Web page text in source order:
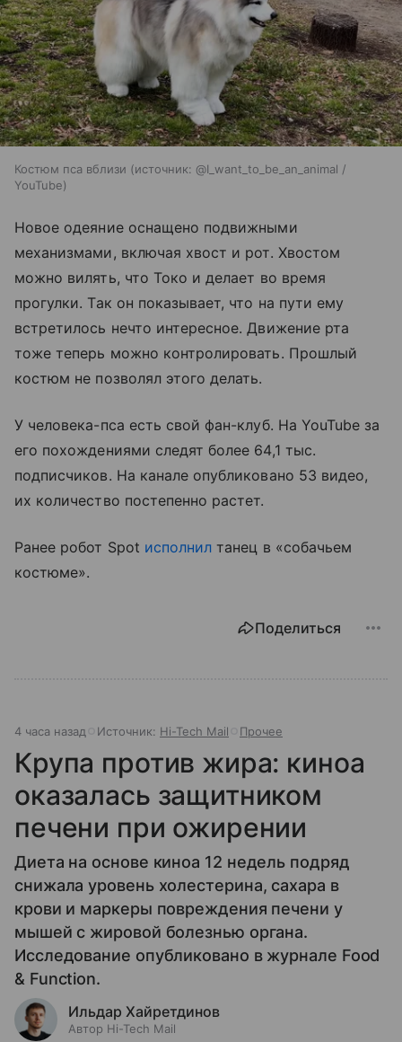
Костюм пса вблизи источник: @I_want_to_be_an_animal /
YouTube
Новое одеяние оснащено подвижными
механизмами, включая хвост и рот. Хвостом
можно вилять, что Токо и делает во время
прогулки. Так он показывает, что на пути ему
встретилось нечто интересное. Движение рта
тоже теперь можно контролировать. Прошлый
костюм не позволял этого делать.
У человека-пса есть свой фан-клуб. На YouTube за
его похождениями следят более 64,1 тыс.
подписчиков. На канале опубликовано 53 видео,
их количество постепенно растет.
Ранее робот Spot исполнилтанец в «собачьем
костюме».
Поделиться
4 часа назад Источник: Hi-Tech Mail Прочее
Крупа против жира: киноа
оказалась защитником
печени при ожирении
Диета на основе киноа 12 недель подряд
снижала уровень холестерина, сахара в
крови и маркеры повреждения печени у
мышей с жировой болезнью органа.
Исследование опубликовано в журнале Food
& Function.
Ильдар Хайретдинов
Автор Hi-Tech Mail